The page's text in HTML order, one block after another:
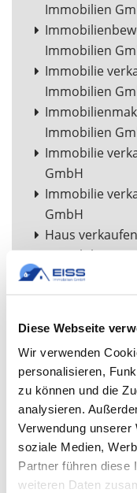
Diese Webseite
Wir verwenden
personalisieren,
zu können und die
analysieren.
Verwendung
soziale Medien,
Partner führen diese
weiteren Daten
Immobilien
Immobilien
Immobilie
Immobilien
Immobilien
Immobilie
GmbH
Immobilie
GmbH
Haus
Immobilien
GmbH
Immobilien
Immobilie
Immobilien
WEITERE
Die Rückkehr
und